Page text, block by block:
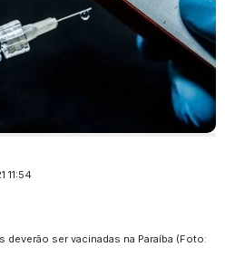
11:54
ser vacinadas na Paraíba (Foto: